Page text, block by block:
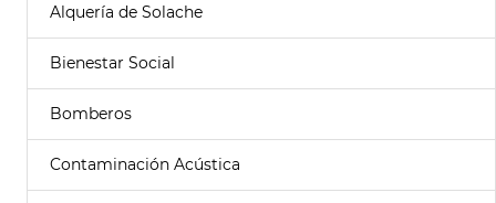
Alquería de Solache
Bienestar Social
Bomberos
Contaminación Acústica